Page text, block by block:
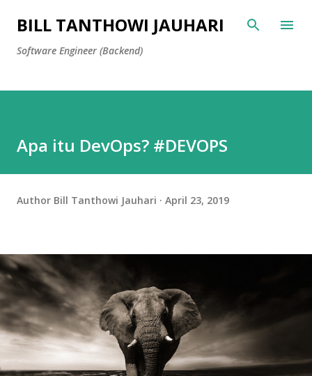
Skip to main content
BILL TANTHOWI JAUHARI
Software Engineer (Backend)
Apa itu DevOps? #DEVOPS
Author Bill Tanthowi Jauhari April 23, 2019